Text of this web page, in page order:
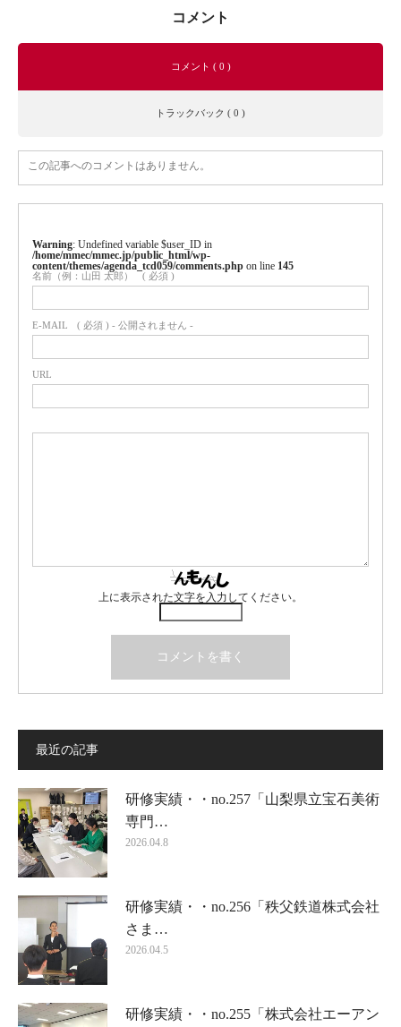
コメント
コメント ( 0 )
トラックバック ( 0 )
この記事へのコメントはありません。
Warning : Undefined variable $user_ID in
/home/mmec/mmec.jp/public_html/wp-
content/themes/agenda_tcd059/comments.php on line 145
名前（例：山田 太郎） ( 必須 )
E-MAIL ( 必須 ) - 公開されません -
URL
上に表示された文字を入力してください。
最近の記事
研修実績・・no.257「山梨県立宝石美術
専門…
2026.04.8
研修実績・・no.256「秩父鉄道株式会社
さま…
2026.04.5
研修実績・・no.255「株式会社エーアン